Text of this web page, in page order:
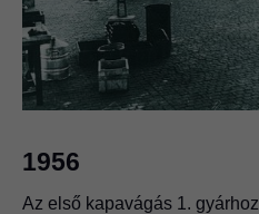
1956
Az első kapavágás 1. gyárhoz